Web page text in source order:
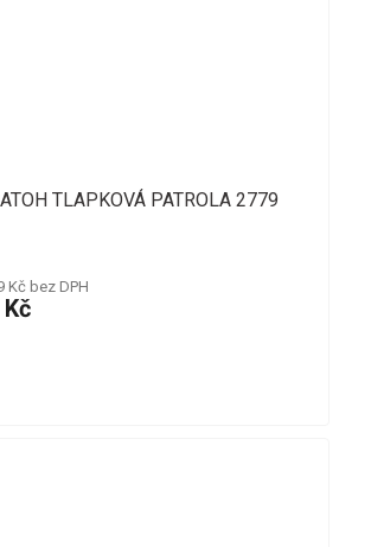
TLAPKOVÁ PATROLA 2779
Kč bez DPH